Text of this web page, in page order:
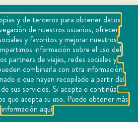
Travel 2021 | v 1.1
Cookies
Aviso de privacidad
y de terceros para obtener datos
de nuestros usuarios, ofrecer
y favoritos y mejorar nuestros
información sobre el uso del
partners de viajes, redes sociales y
combinarla con otra información
o que hayan recopilado a partir del
sus servicios. Si acepta o continúa
que acepta su uso. Puede obtener más
información aquí